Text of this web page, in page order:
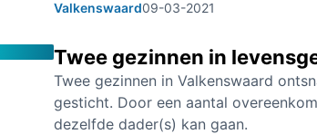
Valkenswaard09-03-2021
Twee gezinnen in
Twee gezinnen in Valkenswaard
gesticht. Door een aantal
dezelfde dader(s) kan gaan.